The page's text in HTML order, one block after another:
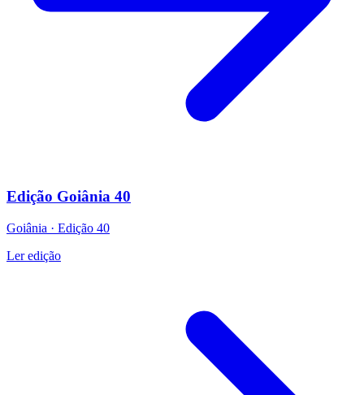
Edição Goiânia 40
Goiânia · Edição 40
Ler edição